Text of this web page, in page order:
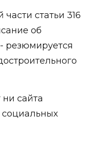
статьи 316
об
резюмируется
сайта
социальных